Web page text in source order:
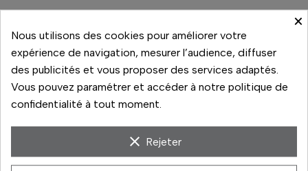
Une plage focale de 100 à 400 mm est idéale pour les
clichés de sports, de vie sauvage et d'autres sujets
similaires. La qualité d'image et les performances de mise
au point automatique répondent aux besoins des
professionnels.
×
Nous utilisons des cookies pour améliorer votre
expérience de navigation, mesurer l’audience, diffuser
des publicités et vous proposer des services adaptés.
Vous pouvez paramétrer et accéder à notre politique de
confidentialité à tout moment.
clear Rejeter